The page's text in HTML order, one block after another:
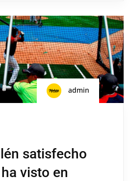
admin
satisfecho
visto en